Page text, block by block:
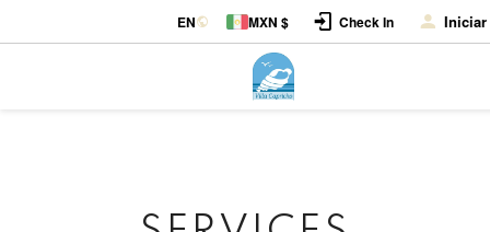
EN MXN $ Check In Iniciar